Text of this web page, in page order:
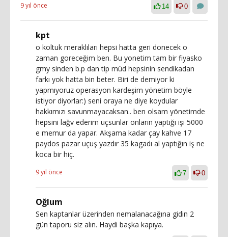
9 yıl önce 14 0
kpt
o koltuk meraklıları hepsi hatta geri donecek o
zaman goreceğim ben. Bu yonetim tam bir fiyasko
gmy sinden b.p dan tip müd hepsinin sendikadan
farkı yok hatta bin beter. Biri de demiyor ki
yapmıyoruz operasyon kardeşim yönetim böyle
istiyor diyorlar:) seni oraya ne diye koydular
hakkımızı savunmayacaksan.. ben olsam yönetimde
hepsini lağv ederim uçsunlar onların yaptığı işi 5000
e memur da yapar. Akşama kadar çay kahve 17
paydos pazar uçuş yazdır 35 kagadı al yaptığın iş ne
koca bir hiç.
9 yıl önce 7 0
Oğlum
Sen kaptanlar üzerinden nemalanacağına gidin 2
gün taporu siz alın. Haydi başka kapıya.